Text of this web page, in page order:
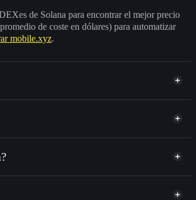
de Solana para encontrar el mejor precio
de coste en dólares) para automatizar
mobile.xyz.
de otros tokens de Solana con enrutamiento